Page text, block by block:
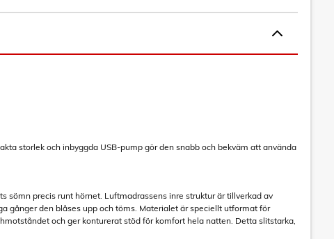
storlek och inbyggda USB-pump gör den snabb och bekväm att använda
sömn precis runt hörnet. Luftmadrassens inre struktur är tillverkad av
gånger den blåses upp och töms. Materialet är speciellt utformat för
och ger konturerat stöd för komfort hela natten. Detta slitstarka,